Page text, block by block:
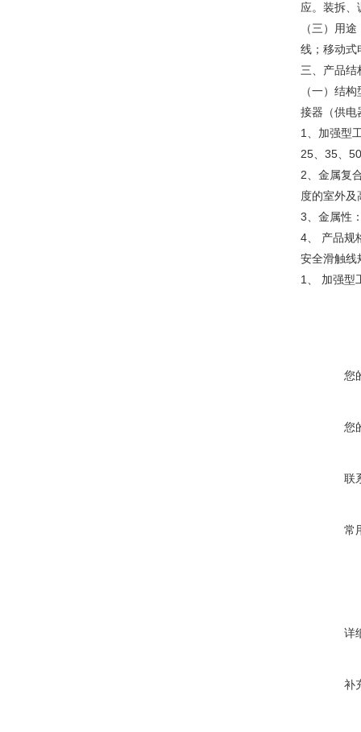
应。装拆、
（三）用
线；移动式
三、产品结
（一）结
接器（供电
1、加强型
25、35、
2、金属复
度的室外及
3、金属性
4、 产品规
安全滑触线
1、 加强型
您
您
联
常
详
补